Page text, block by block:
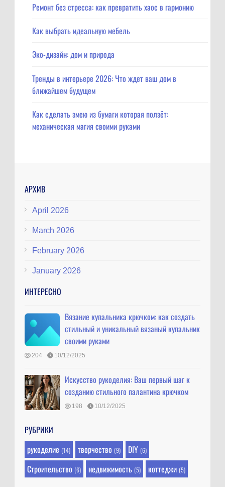
Ремонт без стресса: как превратить хаос в гармонию
Как выбрать идеальную мебель
Эко-дизайн: дом и природа
Тренды в интерьере 2026: Что ждет ваш дом в
ближайшем будущем
Как сделать змею из бумаги которая ползёт:
механическая магия своими руками
АРХИВ
April 2026
March 2026
February 2026
January 2026
ИНТЕРЕСНО
Вязание купальника крючком: как создать
стильный и уникальный вязаный купальник
своими руками
204 10/12/2025
Искусство рукоделия: Ваш первый шаг к
созданию стильного палантина крючком
198 10/12/2025
РУБРИКИ
рукоделие (14) творчество (9) DIY (6)
Строительство (6) недвижимость (5) коттеджи (5)